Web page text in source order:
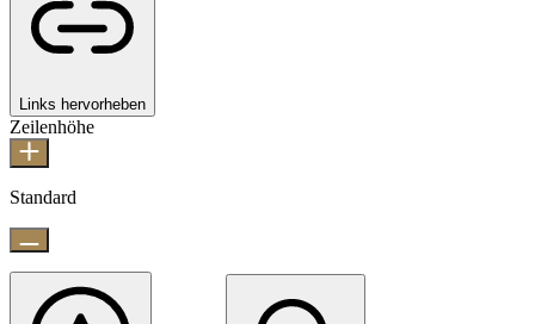
Links hervorheben
Zeilenhöhe
Standard